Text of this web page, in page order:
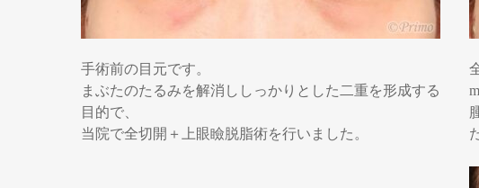
手術前の目元です。
まぶたのたるみを解消ししっかりとした二重を形成する
目的で、
当院で全切開＋上眼瞼脱脂術を行いました。